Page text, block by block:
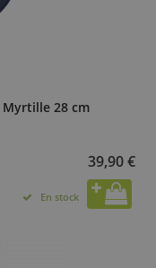
Myrtille 28 cm
39,90 €
En stock